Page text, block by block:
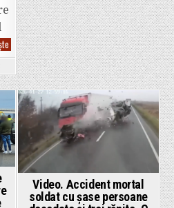
Fosta
directoare
de
Pedagogic
a
pus
tunurile
pe
ISJ
Vrancea:
„Doar
vorbe
goale
de
conținut
partea
voastră,
Posted
in
Video. Accident mortal
soldat cu șase persoane